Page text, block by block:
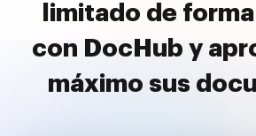
limitado de
con DocHub y
máximo sus